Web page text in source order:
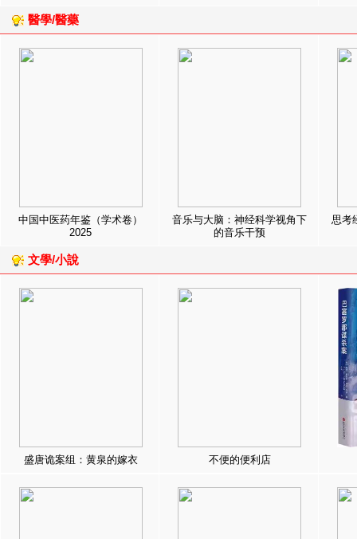
醫學/醫藥
中国中医药年鉴（学术卷）
2025
音乐与大脑：神经科学视角下
的音乐干预
思考
文學/小說
盛唐诡案组：黄泉的嫁衣 不便的便利店